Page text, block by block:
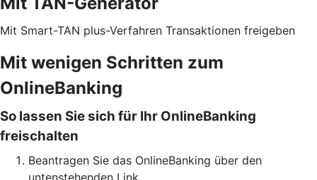
Mit Smart-TAN plus-Verfahren Transaktionen freigeben
Mit wenigen Schritten zum
OnlineBanking
So lassen Sie sich für Ihr OnlineBanking
freischalten
Beantragen Sie das OnlineBanking über den
untenstehenden Link.